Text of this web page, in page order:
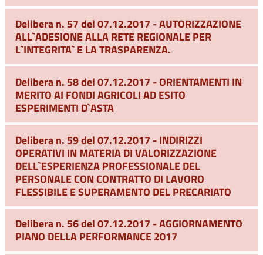
Delibera n. 57 del 07.12.2017 - AUTORIZZAZIONE
ALL`ADESIONE ALLA RETE REGIONALE PER
L`INTEGRITA` E LA TRASPARENZA.
Delibera n. 58 del 07.12.2017 - ORIENTAMENTI IN
MERITO AI FONDI AGRICOLI AD ESITO
ESPERIMENTI D`ASTA
Delibera n. 59 del 07.12.2017 - INDIRIZZI
OPERATIVI IN MATERIA DI VALORIZZAZIONE
DELL`ESPERIENZA PROFESSIONALE DEL
PERSONALE CON CONTRATTO DI LAVORO
FLESSIBILE E SUPERAMENTO DEL PRECARIATO
Delibera n. 56 del 07.12.2017 - AGGIORNAMENTO
PIANO DELLA PERFORMANCE 2017